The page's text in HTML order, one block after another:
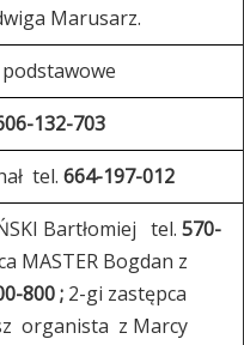
Marusarz.
132-703
tel. 664-197-012
Bartłomiej tel. 570-
MASTER Bogdan z
800 ; 2-gi zastępca
organista z Marcy